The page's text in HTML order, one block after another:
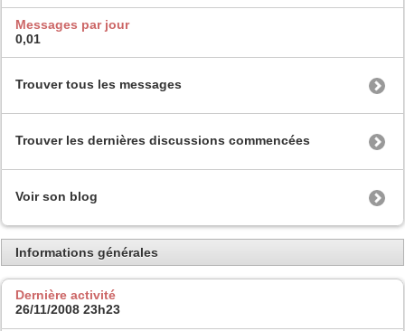
Messages par jour
0,01
Trouver tous les messages
Trouver les dernières discussions commencées
Voir son blog
Informations générales
Dernière activité
26/11/2008 23h23